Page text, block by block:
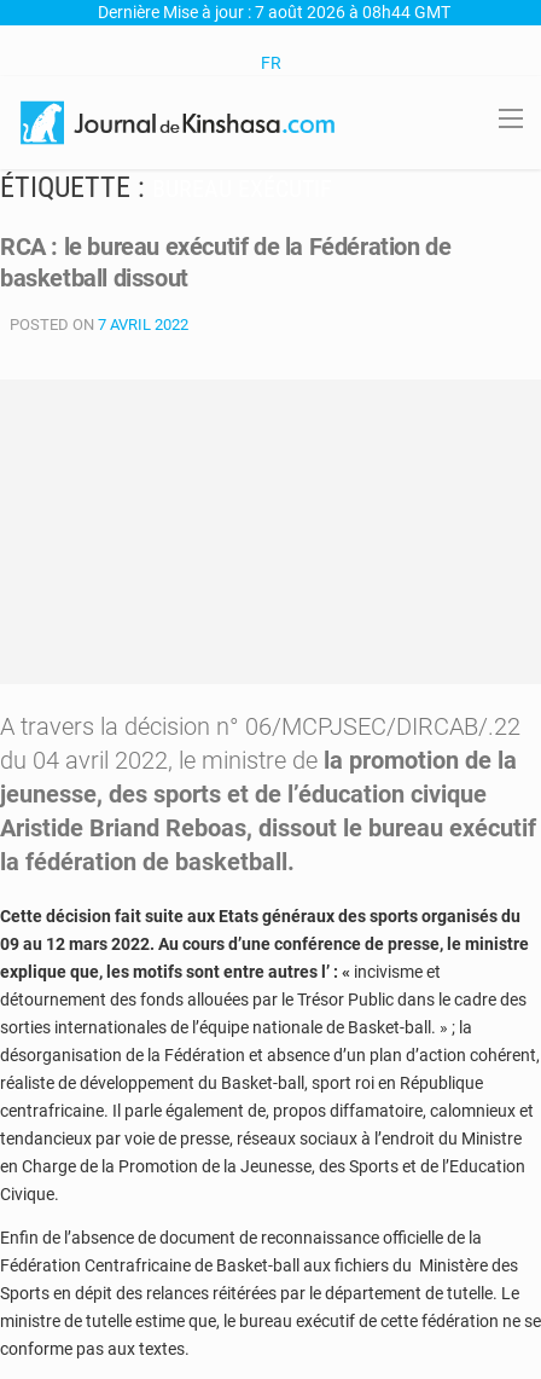
Dernière Mise à jour : 7 août 2026 à 08h44 GMT
FR
ÉTIQUETTE :
RCA : le bureau exécutif de la Fédération de
basketball dissout
POSTED ON 7 AVRIL 2022
A travers la décision n° 06/MCPJSEC/DIRCAB/.22
du 04 avril 2022, le ministre de la promotion de la
jeunesse, des sports et de l’éducation civique
Aristide Briand Reboas, dissout le bureau exécutif
la fédération de basketball.
Cette décision fait suite aux Etats généraux des sports organisés du
09 au 12 mars 2022. Au cours d’une conférence de presse, le ministre
explique que, les motifs sont entre autres l’ : « incivisme et
détournement des fonds allouées par le Trésor Public dans le cadre des
sorties internationales de l’équipe nationale de Basket-ball. » ; la
désorganisation de la Fédération et absence d’un plan d’action cohérent,
réaliste de développement du Basket-ball, sport roi en République
centrafricaine. Il parle également de, propos diffamatoire, calomnieux et
tendancieux par voie de presse, réseaux sociaux à l’endroit du Ministre
en Charge de la Promotion de la Jeunesse, des Sports et de l’Education
Civique.
Enfin de l’absence de document de reconnaissance officielle de la
Fédération Centrafricaine de Basket-ball aux fichiers du Ministère des
Sports en dépit des relances réitérées par le département de tutelle. Le
ministre de tutelle estime que, le bureau exécutif de cette fédération ne se
conforme pas aux textes.